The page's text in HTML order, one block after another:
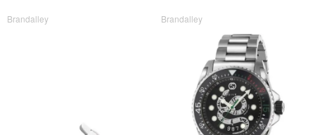
Brandalley Brandalley